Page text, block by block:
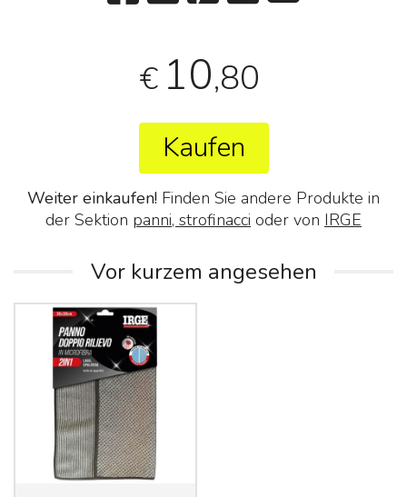
€ 10,80
Kaufen
Weiter einkaufen! Finden Sie andere Produkte in
der Sektion panni, strofinacci oder von IRGE
Vor kurzem angesehen